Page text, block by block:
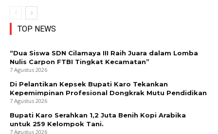
TOP NEWS
“Dua Siswa SDN Cilamaya III Raih Juara dalam Lomba
Nulis Carpon FTBI Tingkat Kecamatan”
7 Agustus 2026
Di Pelantikan Kepsek Bupati Karo Tekankan
Kepemimpinan Profesional Dongkrak Mutu Pendidikan
7 Agustus 2026
Bupati Karo Serahkan 1,2 Juta Benih Kopi Arabika
untuk 259 Kelompok Tani.
7 Agustus 2026